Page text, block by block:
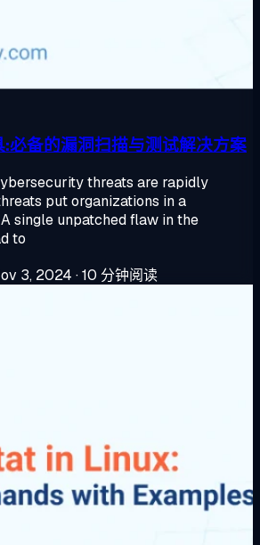
必备的漏洞扫描与测试解决方案
threats are rapidly
put organizations in a
single unpatched flaw in the
to
3, 2024 ·10 分钟阅读